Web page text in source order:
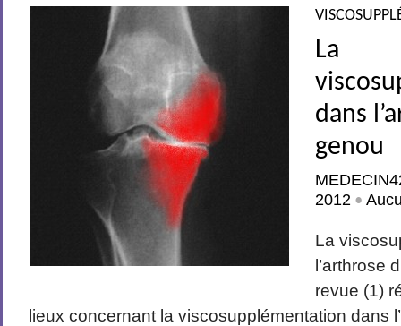
La
dans
genou
2012 •
La
l’arthrose
revue (1)
lieux concernant la viscosupplémentation dans